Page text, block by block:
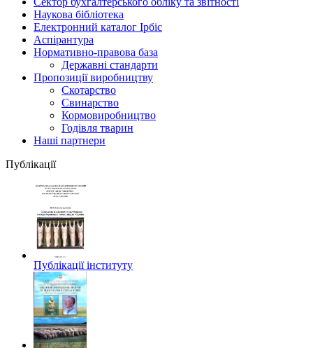
Наукова бібліотека
Електронний каталог Iрбiс
Аспірантура
Нормативно-правова база
Державні стандарти
Пропозиції виробництву
Скотарство
Свинарство
Кормовиробництво
Годівля тварин
Наші партнери
Публікації
Публікації інституту